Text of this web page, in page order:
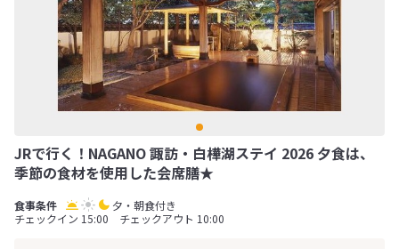
JRで行く！NAGANO 諏訪・白樺湖ステイ 2026 夕食は、
季節の食材を使用した会席膳★
夕・朝食付き
チェックイン 15:00 チェックアウト 10:00